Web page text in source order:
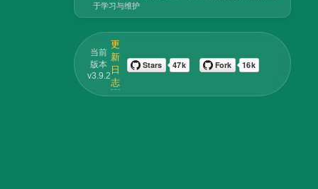
于学习与维护
当前
版本
v3.9.2
更
新
日
志